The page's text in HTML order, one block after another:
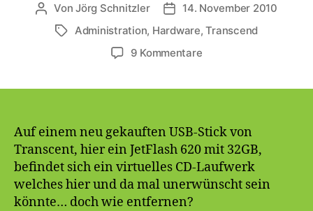
Beitragsautor
VonJörg Schnitzler Veröffentlichungsdatum
14. November 2010
Schlagwörter
Administration, Hardware,Transcend
9 Kommentarezu
Auf einem neu gekauften USB-Stick von
Transcent, hier ein JetFlash 620 mit 32GB,
befindet sich ein virtuelles CD-Laufwerk
welches hier und da mal unerwünscht sein
könnte… doch wie entfernen?